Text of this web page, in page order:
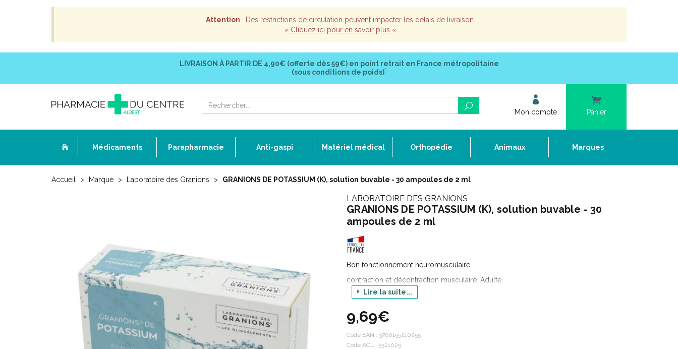
Attention : Des restrictions de circulation peuvent impacter les délais de livraison.
» Cliquez ici pour en savoir plus «
LIVRAISON À PARTIR DE 4,90€ (offerte dès 59€) en point retrait en France métropolitaine
(sous conditions de poids)*
Mon compte Panier
Médicaments Parapharmacie Anti-gaspi Matériel médical Orthopédie Animaux Marques
Accueil Marque Laboratoire des Granions GRANIONS DE POTASSIUM (K), solution buvable - 30 ampoules de 2 ml
LABORATOIRE DES GRANIONS
GRANIONS DE POTASSIUM (K), solution buvable - 30
ampoules de 2 ml
Bon fonctionnement neuromusculaire
contraction et décontraction musculaire. Adulte.
PROPRIÉTÉS
Le potassium est un élément minéral majeur localisé à 98% dans les cellules. Le
potassium contribue de façon déterminante au fonctionnement neuromusculaire. -
les processus de contraction et décontraction musculaire.
Lire la suite...
9,69€
Code EAN : 3760155210255
Code ACL : 5521025